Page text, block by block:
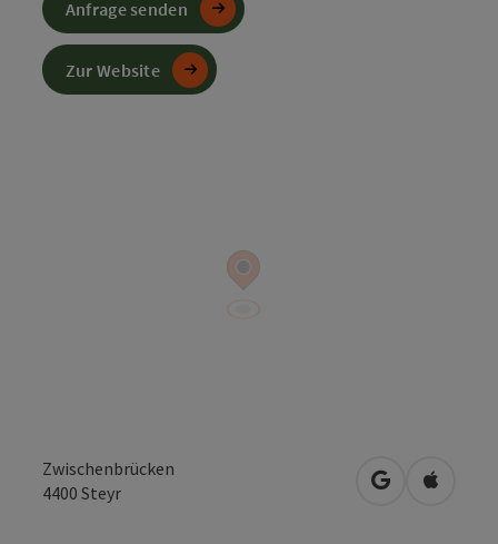
Zwischenbrücken
4400 Steyr in Google
in
Anfrage senden
Zur Website